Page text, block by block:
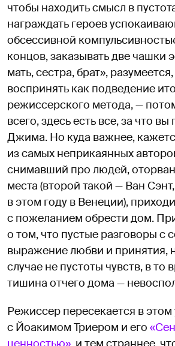
чтобы находить смысл в
награждать героев
обсессивной
концов, заказывать две чашки
мать, сестра, брат»,
воспринять как подведение
режиссерского метода, —
всего, здесь есть все, за что
Джима. Но куда важнее,
из самых неприкаянных
снимавший про людей,
места (второй такой — Ван
в этом году в Венеции),
с пожеланием обрести дом.
о том, что пустые разговоры с
выражение любви и принятия,
случае не пустоты чувств, в то
тишина отчего дома —
Режиссер пересекается в
с Йоакимом Триером и его